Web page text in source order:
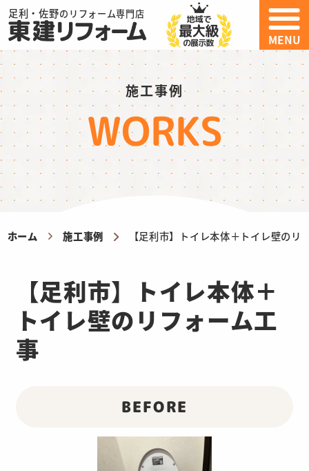
足利・佐野のリフォーム専門店
MENU
施工事例
WORKS
ホーム 施工事例 【足利市】トイレ本体＋トイレ壁のリ
【足利市】トイレ本体＋
トイレ壁のリフォーム工
事
BEFORE